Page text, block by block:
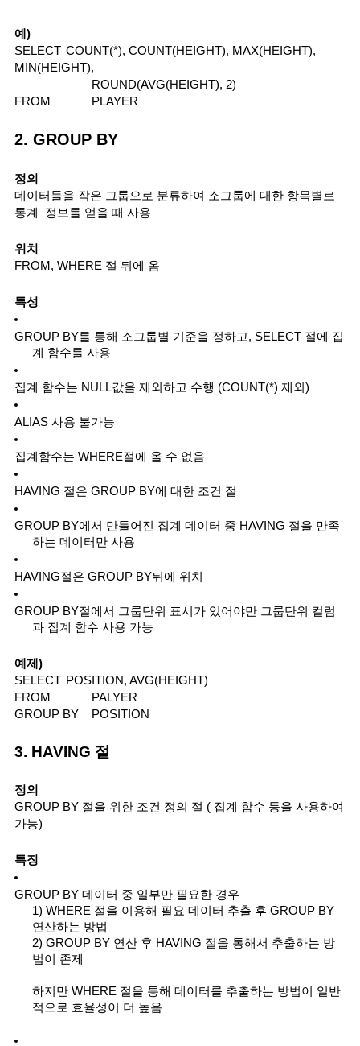
예)
SELECT COUNT(*), COUNT(HEIGHT), MAX(HEIGHT),
MIN(HEIGHT),
ROUND(AVG(HEIGHT), 2)
FROM
PLAYER
2. GROUP BY
정의
데이터들을 작은 그룹으로 분류하여 소그룹에 대한 항목별로
통계  정보를 얻을 때 사용
위치
FROM, WHERE 절 뒤에 옴
특성
GROUP BY를 통해 소그룹별 기준을 정하고, SELECT 절에 집
계 함수를 사용
집계 함수는 NULL값을 제외하고 수행 (COUNT(*) 제외)
ALIAS 사용 불가능
집계함수는 WHERE절에 올 수 없음
HAVING 절은 GROUP BY에 대한 조건 절
GROUP BY에서 만들어진 집계 데이터 중 HAVING 절을 만족
하는 데이터만 사용
HAVING절은 GROUP BY뒤에 위치
GROUP BY절에서 그룹단위 표시가 있어야만 그룹단위 컬럼
과 집계 함수 사용 가능
예제)
SELECT POSITION, AVG(HEIGHT)
FROM
PALYER
GROUP BY
POSITION
3. HAVING 절
정의
GROUP BY 절을 위한 조건 정의 절 ( 집계 함수 등을 사용하여
가능)
특징
GROUP BY 데이터 중 일부만 필요한 경우
1) WHERE 절을 이용해 필요 데이터 추출 후 GROUP BY
연산하는 방법
2) GROUP BY 연산 후 HAVING 절을 통해서 추출하는 방
법이 존제
하지만 WHERE 절을 통해 데이터를 추출하는 방법이 일반
적으로 효율성이 더 높음